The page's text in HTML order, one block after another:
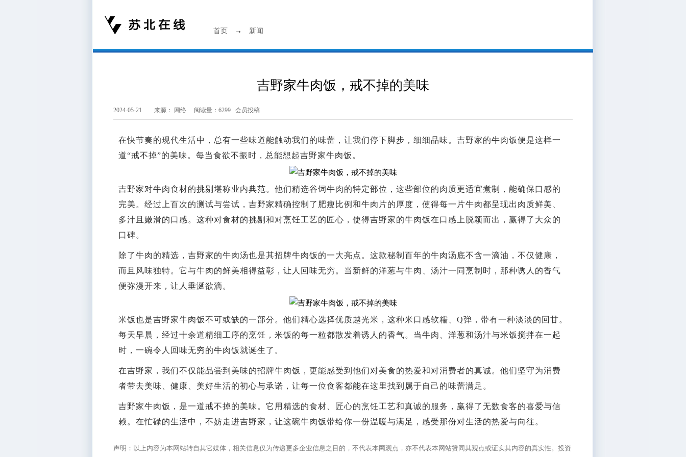
首页 → 新闻
吉野家牛肉饭，戒不掉的美味
2024-05-21 来源： 网络 阅读量：6299 会员投稿
在快节奏的现代生活中，总有一些味道能触动我们的味蕾，让我们停下脚步，细细品味。吉野家的牛肉饭便是这样一
道“戒不掉”的美味。每当食欲不振时，总能想起吉野家牛肉饭。
吉野家对牛肉食材的挑剔堪称业内典范。他们精选谷饲牛肉的特定部位，这些部位的肉质更适宜煮制，能确保口感的
完美。经过上百次的测试与尝试，吉野家精确控制了肥瘦比例和牛肉片的厚度，使得每一片牛肉都呈现出肉质鲜美、
多汁且嫩滑的口感。这种对食材的挑剔和对烹饪工艺的匠心，使得吉野家的牛肉饭在口感上脱颖而出，赢得了大众的
口碑。
除了牛肉的精选，吉野家的牛肉汤也是其招牌牛肉饭的一大亮点。这款秘制百年的牛肉汤底不含一滴油，不仅健康，
而且风味独特。它与牛肉的鲜美相得益彰，让人回味无穷。当新鲜的洋葱与牛肉、汤汁一同烹制时，那种诱人的香气
便弥漫开来，让人垂涎欲滴。
米饭也是吉野家牛肉饭不可或缺的一部分。他们精心选择优质越光米，这种米口感软糯、Q弹，带有一种淡淡的回甘。
每天早晨，经过十余道精细工序的烹饪，米饭的每一粒都散发着诱人的香气。当牛肉、洋葱和汤汁与米饭搅拌在一起
时，一碗令人回味无穷的牛肉饭就诞生了。
在吉野家，我们不仅能品尝到美味的招牌牛肉饭，更能感受到他们对美食的热爱和对消费者的真诚。他们坚守为消费
者带去美味、健康、美好生活的初心与承诺，让每一位食客都能在这里找到属于自己的味蕾满足。
吉野家牛肉饭，是一道戒不掉的美味。它用精选的食材、匠心的烹饪工艺和真诚的服务，赢得了无数食客的喜爱与信
赖。在忙碌的生活中，不妨走进吉野家，让这碗牛肉饭带给你一份温暖与满足，感受那份对生活的热爱与向往。
声明：以上内容为本网站转自其它媒体，相关信息仅为传递更多企业信息之目的，不代表本网观点，亦不代表本网站赞同其观点或证实其内容的真实性。投资